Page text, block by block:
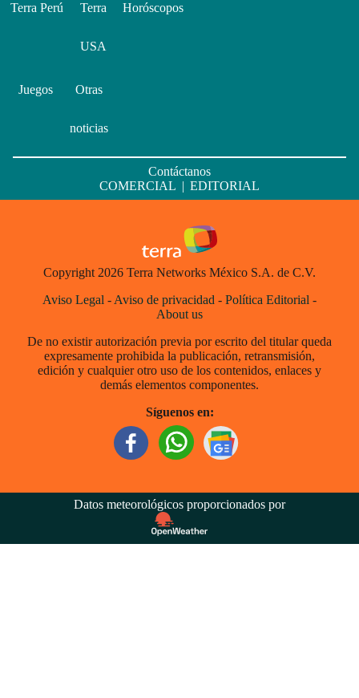
Terra Perú Terra
USA
Horóscopos
Juegos Otras
noticias
Contáctanos
COMERCIAL | EDITORIAL
Copyright 2026 Terra Networks México S.A. de C.V.
Aviso Legal - Aviso de privacidad - Política Editorial -
About us
De no existir autorización previa por escrito del titular queda
expresamente prohibida la publicación, retransmisión,
edición y cualquier otro uso de los contenidos, enlaces y
demás elementos componentes.
Síguenos en:
Datos meteorológicos proporcionados por